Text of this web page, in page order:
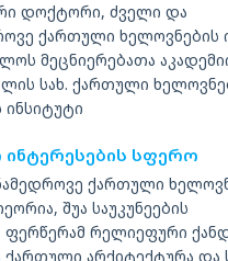
დოქტორი, ძველი და
ქართული ხელოვნების
მეცნიერებათა
სახ. ქართული
ინტერესების სფერო
ქართული
შუა საუკუნეების
ფერწერამ რელიეფური
არქიტექტურა და